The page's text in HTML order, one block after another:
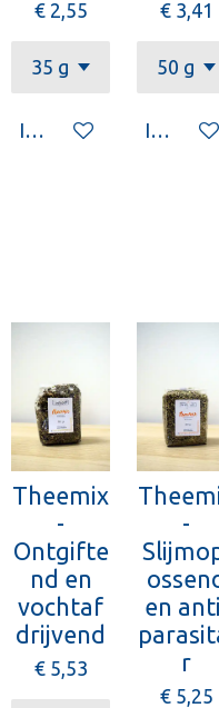
€ 2,55
In winkelwagen
€ 3,41
In
Theemix
-
Ontgifte
nd en
vochtaf
drijvend
€ 5,53
-
en
r
€ 5,25